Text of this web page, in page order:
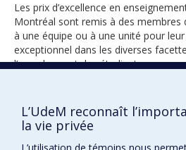
Les prix d’excellence en
Montréal sont remis à des membres
à une équipe ou à une unité pour
exceptionnel dans les diverses
l’encadrement des étudiants.
2025
L’UdeM reconnaît
la vie privée
L’utilisation de témoins nous